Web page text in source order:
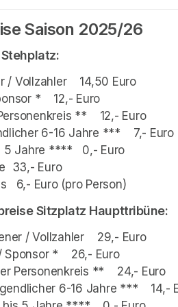
Saison 2025/26
/ Vollzahler    14,50 Euro
*    12,- Euro
**    12,- Euro
6-16 Jahre ***    7,- Euro
5 Jahre ****   0,- Euro
33,- Euro
6,- Euro (pro Person)
Sitzplatz Haupttribüne:
/ Vollzahler    29,- Euro
Sponsor *    26,- Euro
Personenkreis **    24,- Euro
6-16 Jahre ***    14,-